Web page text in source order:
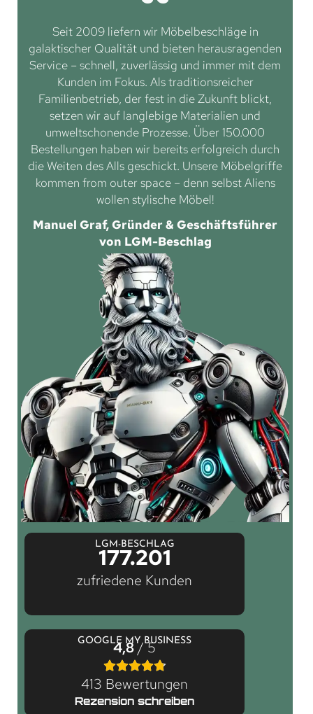
Seit 2009 liefern wir Möbelbeschläge in
galaktischer Qualität und bieten herausragenden
Service – schnell, zuverlässig und immer mit dem
Kunden im Fokus. Als traditionsreicher
Familienbetrieb, der fest in die Zukunft blickt,
setzen wir auf langlebige Materialien und
umweltschonende Prozesse. Über 150.000
Bestellungen haben wir bereits erfolgreich durch
die Weiten des Alls geschickt. Unsere Möbelgriffe
kommen from outer space – denn selbst Aliens
wollen stylische Möbel!
Manuel Graf, Gründer & Geschäftsführer
von LGM-Beschlag
LGM-BESCHLAG
177.201
zufriedene Kunden
GOOGLE MY BUSINESS
4,8/ 5
413 Bewertungen
Rezension schreiben